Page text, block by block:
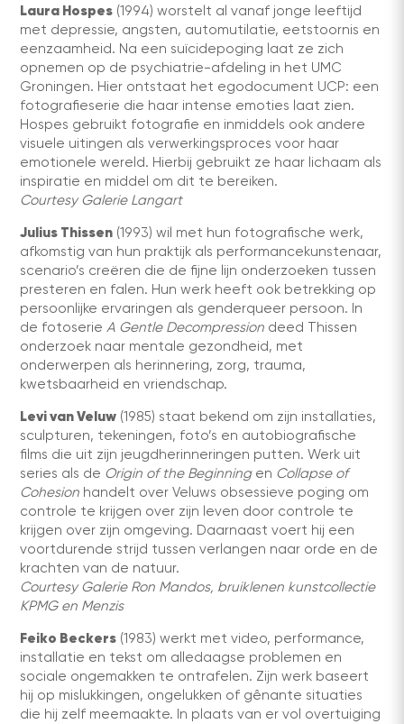
Laura Hospes (1994) worstelt al vanaf jonge leeftijd
met depressie, angsten, automutilatie, eetstoornis en
eenzaamheid. Na een suïcidepoging laat ze zich
opnemen op de psychiatrie-afdeling in het UMC
Groningen. Hier ontstaat het egodocument UCP: een
fotografieserie die haar intense emoties laat zien.
Hospes gebruikt fotografie en inmiddels ook andere
visuele uitingen als verwerkingsproces voor haar
emotionele wereld. Hierbij gebruikt ze haar lichaam als
inspiratie en middel om dit te bereiken.
Courtesy Galerie Langart
Julius Thissen (1993) wil met hun fotografische werk,
afkomstig van hun praktijk als performancekunstenaar,
scenario’s creëren die de fijne lijn onderzoeken tussen
presteren en falen. Hun werk heeft ook betrekking op
persoonlijke ervaringen als genderqueer persoon. In
de fotoserieA Gentle Decompression deed Thissen
onderzoek naar mentale gezondheid, met
onderwerpen als herinnering, zorg, trauma,
kwetsbaarheid en vriendschap.
Levi van Veluw (1985) staat bekend om zijn installaties,
sculpturen, tekeningen, foto’s en autobiografische
films die uit zijn jeugdherinneringen putten. Werk uit
series als de Origin of the Beginningen Collapse of
Cohesion handelt over Veluws obsessieve poging om
controle te krijgen over zijn leven door controle te
krijgen over zijn omgeving. Daarnaast voert hij een
voortdurende strijd tussen verlangen naar orde en de
krachten van de natuur.
Courtesy Galerie Ron Mandos, bruiklenen kunstcollectie
KPMG en Menzis
Feiko Beckers (1983) werkt met video, performance,
installatie en tekst om alledaagse problemen en
sociale ongemakken te ontrafelen. Zijn werk baseert
hij op mislukkingen, ongelukken of gênante situaties
die hij zelf meemaakte. In plaats van er vol overtuiging